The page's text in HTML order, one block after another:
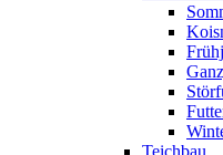
Teichbau